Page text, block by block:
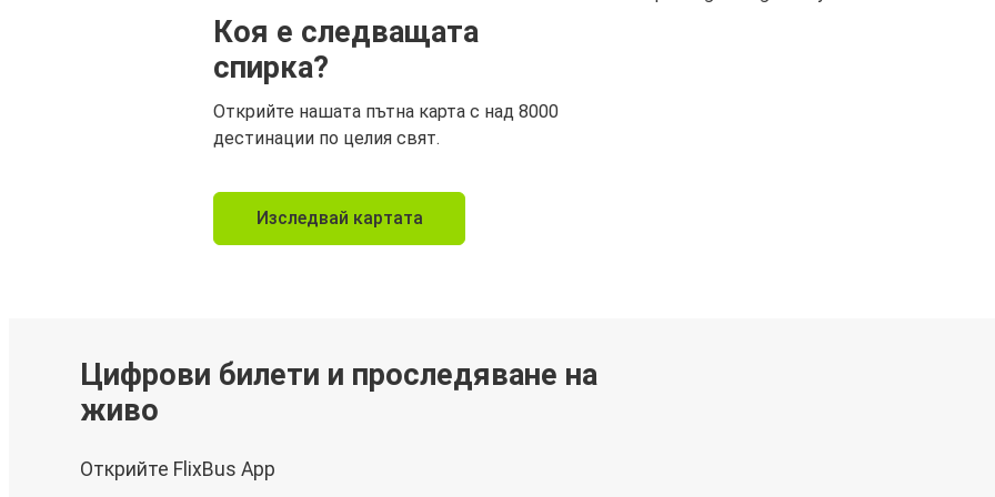
Коя е следващата
спирка?
Открийте нашата пътна карта с над 8000
дестинации по целия свят.
Изследвай картата
Цифрови билети и проследяване на
живо
Открийте FlixBus App